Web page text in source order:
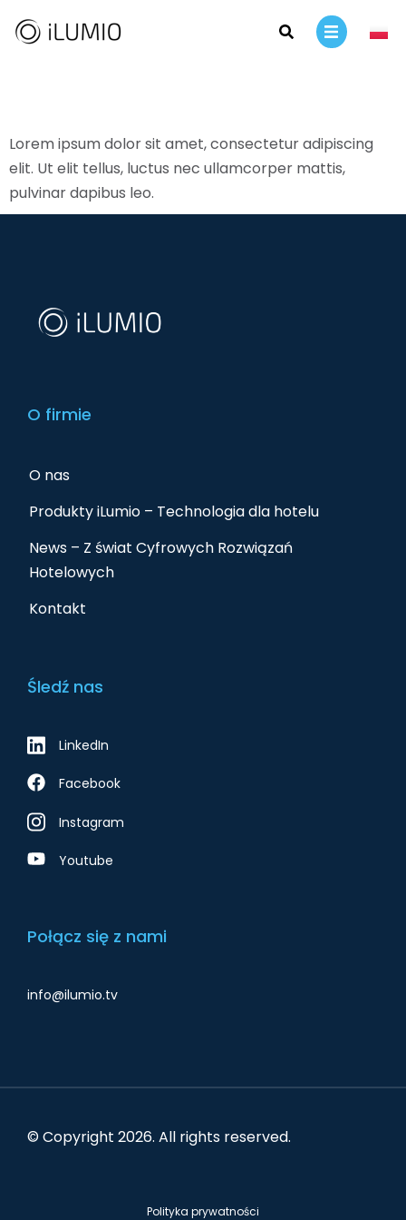
Lorem ipsum dolor sit amet, consectetur adipiscing
elit. Ut elit tellus, luctus nec ullamcorper mattis,
pulvinar dapibus leo.
O firmie
O nas
Produkty iLumio – Technologia dla hotelu
News – Z świat Cyfrowych Rozwiązań
Hotelowych
Kontakt
Śledź nas
LinkedIn
Facebook
Instagram
Youtube
Połącz się z nami
info@ilumio.tv
© Copyright 2026. All rights reserved.
Polityka prywatności